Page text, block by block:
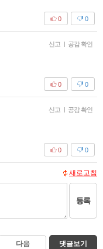
0
0
신고 공감 확인
0
0
신고 공감 확인
0
0
새로고침
등록
다음 댓글보기